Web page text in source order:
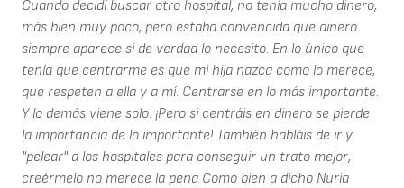
Cuando decidí buscar otro hospital, no tenía mucho dinero,
más bien muy poco, pero estaba convencida que dinero
siempre aparece si de verdad lo necesito. En lo único que
tenía que centrarme es que mi hija nazca como lo merece,
que respeten a ella y a mí. Centrarse en lo más importante.
Y lo demás viene solo. ¡Pero si centráis en dinero se pierde
la importancia de lo importante! También habláis de ir y
"pelear" a los hospitales para conseguir un trato mejor,
creérmelo no merece la pena Como bien a dicho Nuria